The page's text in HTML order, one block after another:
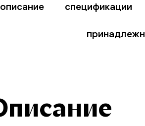
описание спецификации